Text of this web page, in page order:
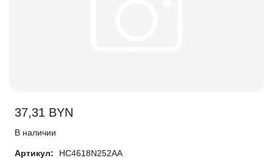
37,31 BYN
В наличии
Артикул:
HC4618N252AA